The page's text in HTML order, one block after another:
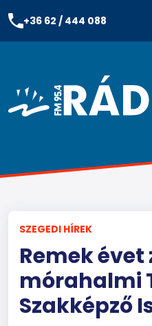
+36 62 / 444 088
SZEGEDI HÍREK
Remek évet
mórahalmi
Szakképző